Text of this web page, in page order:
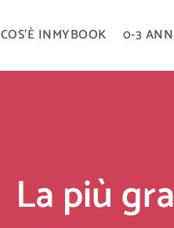
COS’È INMYBOOK 0-3
La più